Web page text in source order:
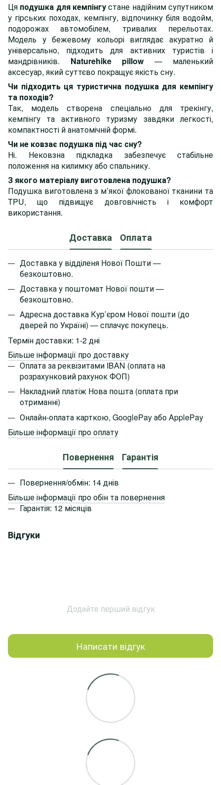
Ця подушка для кемпінгустане надійним супутником
у гірських походах, кемпінгу, відпочинку біля водойм,
подорожах автомобілем, тривалих перельотах.
Модель у бежевому кольорі виглядає акуратно й
універсально, підходить для активних туристів і
мандрівників. Naturehike pillow— маленький
аксесуар, який суттєво покращує якість сну.
Чи підходить ця туристична подушка для кемпінгу
та походів?
Так, модель створена спеціально для трекінгу,
кемпінгу та активного туризму завдяки легкості,
компактності й анатомічній формі.
Чи не ковзає подушка під час сну?
Ні. Нековзна підкладка забезпечує стабільне
положення на килимку або спальнику.
З якого матеріалу виготовлена подушка?
Подушка виготовлена з м’якої флокованої тканини та
TPU, що підвищує довговічність і комфорт
використання.
Доставка Оплата
Доставка у відділеня Нової Пошти —
безкоштовно.
Доставка у поштомат Нової пошти —
безкоштовно.
Адресна доставка Кур’єром Нової пошти (до
дверей по Україні) — сплачує покупець.
Термін доставки: 1-2 дні
Більше інформації про доставку
Оплата за реквізитами IBAN (оплата на
розрахунковий рахунок ФОП)
Накладний платіж Нова пошта (оплата при
отриманні)
Онлайн-оплата карткою, GooglePay або ApplePay
Більше інформації про оплату
Повернення Гарантія
Повернення/обмін: 14 днів
Більше інформації про обін та повернення
Гарантія: 12 місяців
Відгуки
Додайте перший відгук
Написати відгук